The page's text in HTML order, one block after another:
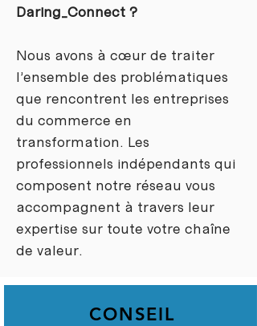
Daring_Connect ?
Nous avons à cœur de traiter
l’ensemble des problématiques
que rencontrent les entreprises
du commerce en
transformation. Les
professionnels indépendants qui
composent notre réseau vous
accompagnent à travers leur
expertise sur toute votre chaîne
de valeur.
CONSEIL